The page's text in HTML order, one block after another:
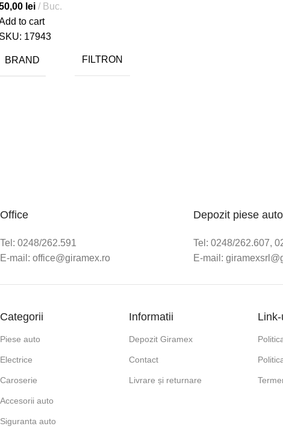
lei
Buc.
to cart
SKU: 17943
BRAND FILTRON
Office
Tel: 0248/262.591
E-mail: office@giramex.ro
Depozit piese
Tel: 0248/262.607,
E-mail:
Categorii
Piese auto
Electrice
Caroserie
Accesorii auto
Siguranta auto
Informatii
Depozit Giramex
Contact
Livrare și returnare